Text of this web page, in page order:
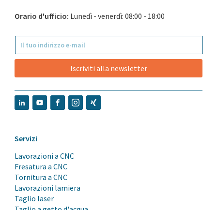
Orario d'ufficio: Lunedì - venerdì: 08:00 - 18:00
Iscriviti alla newsletter
Servizi
Lavorazioni a CNC
Fresatura a CNC
Tornitura a CNC
Lavorazioni lamiera
Taglio laser